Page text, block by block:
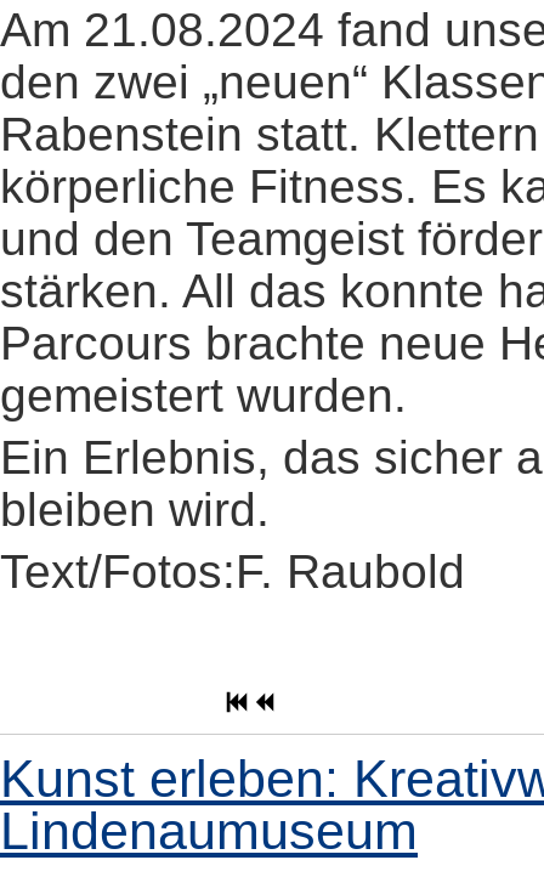
Am 21.08.2024 fand
den zwei „neuen“
Rabenstein statt.
körperliche Fitness. Es
und den Teamgeist
stärken. All das konnte
Parcours brachte neue
gemeistert wurden.
Ein Erlebnis, das sicher
bleiben wird.
Text/Fotos:F. Raubold
Kunst erleben:
Lindenaumuseum